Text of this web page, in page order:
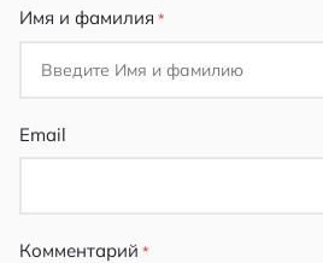
Имя и фамилия
Email
Комментарий